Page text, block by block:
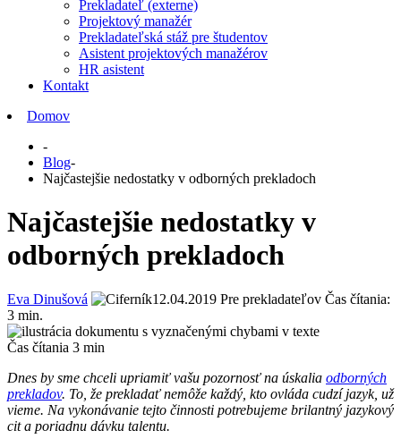
Prekladateľ (externe)
Projektový manažér
Prekladateľská stáž pre študentov
Asistent projektových manažérov
HR asistent
Kontakt
Domov
-
Blog-
Najčastejšie nedostatky v odborných prekladoch
Najčastejšie nedostatky v
odborných prekladoch
Eva Dinušová 12.04.2019 Pre prekladateľov Čas čítania:
3 min.
Čas čítania 3 min
Dnes by sme chceli upriamiť vašu pozornosť na úskalia odborných
prekladov. To, že prekladať nemôže každý, kto ovláda cudzí jazyk, už
vieme. Na vykonávanie tejto činnosti potrebujeme brilantný jazykový
cit a poriadnu dávku talentu.